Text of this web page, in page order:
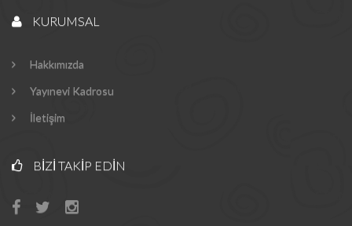
KURUMSAL
Hakkımızda
Yayınevi Kadrosu
İletişim
BIZI TAKIP EDIN